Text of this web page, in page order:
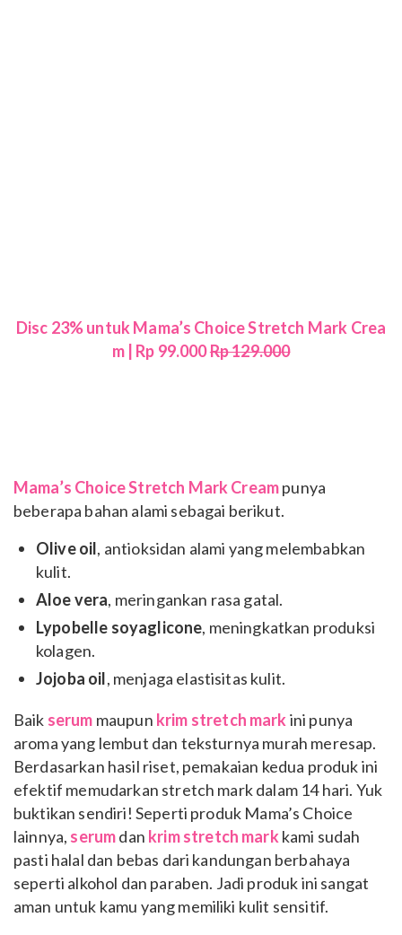
Disc 23% untuk Mama’s Choice Stretch Mark Crea
m | Rp 99.000Rp 129.000
Mama’s Choice Stretch Mark Creampunya
beberapa bahan alami sebagai berikut.
Olive oil, antioksidan alami yang melembabkan
kulit.
Aloe vera, meringankan rasa gatal.
Lypobelle soyaglicone, meningkatkan produksi
kolagen.
Jojoba oil, menjaga elastisitas kulit.
Baik serum maupun krim stretch mark ini punya
aroma yang lembut dan teksturnya murah meresap.
Berdasarkan hasil riset, pemakaian kedua produk ini
efektif memudarkan stretch mark dalam 14 hari. Yuk
buktikan sendiri! Seperti produk Mama’s Choice
lainnya, serumdan krim stretch mark kami sudah
pasti halal dan bebas dari kandungan berbahaya
seperti alkohol dan paraben. Jadi produk ini sangat
aman untuk kamu yang memiliki kulit sensitif.